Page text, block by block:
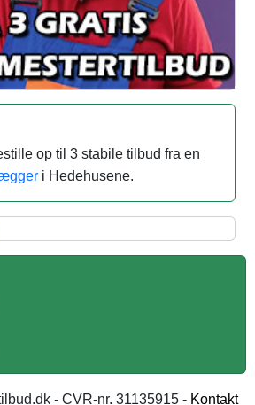
op til 3 stabile tilbud fra en
i Hedehusene.
- CVR-nr. 31135915 - Kontakt